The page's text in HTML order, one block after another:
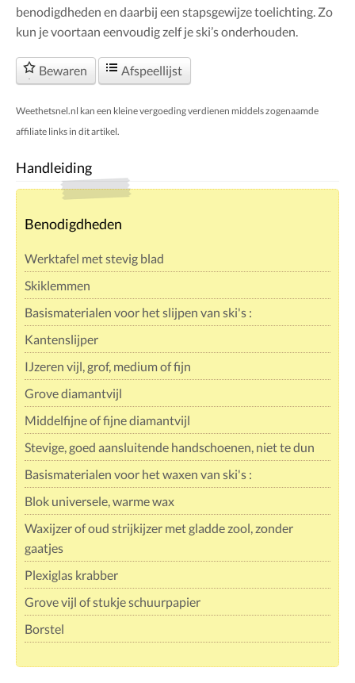
benodigdheden en daarbij een stapsgewijze toelichting. Zo
kun je voortaan eenvoudig zelf je ski’s onderhouden.
Bewaren Afspeellijst
Weethetsnel.nl kan een kleine vergoeding verdienen middels zogenaamde
affiliate links in dit artikel.
Handleiding
Benodigdheden
Werktafel met stevig blad
Skiklemmen
Basismaterialen voor het slijpen van ski's :
Kantenslijper
IJzeren vijl, grof, medium of fijn
Grove diamantvijl
Middelfijne of fijne diamantvijl
Stevige, goed aansluitende handschoenen, niet te dun
Basismaterialen voor het waxen van ski's :
Blok universele, warme wax
Waxijzer of oud strijkijzer met gladde zool, zonder
gaatjes
Plexiglas krabber
Grove vijl of stukje schuurpapier
Borstel